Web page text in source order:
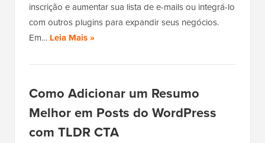
inscrição e aumentar sua lista de e-mails ou integrá-lo
com outros plugins para expandir seus negócios.
Em… Leia Mais »
Como Adicionar um Resumo
Melhor em Posts do WordPress
com TLDR CTA